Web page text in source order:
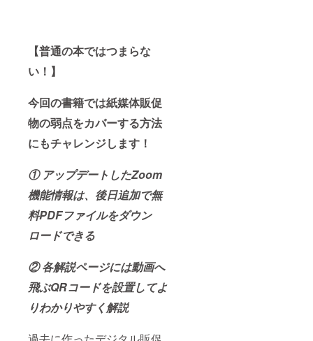
【普通の本ではつまらな
い！】
今回の書籍では紙媒体販促
物の弱点をカバーする方法
にもチャレンジします！
① アップデートしたZoom
機能情報は、後日追加で無
料PDFファイルをダウン
ロードできる
② 各解説ページには動画へ
飛ぶQRコードを設置してよ
りわかりやすく解説